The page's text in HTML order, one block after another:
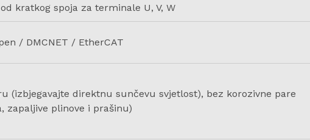
kratkog spoja za terminale U, V, W
/ DMCNET / EtherCAT
(izbjegavajte direktnu sunčevu svjetlost), bez korozivne pare
zapaljive plinove i prašinu)